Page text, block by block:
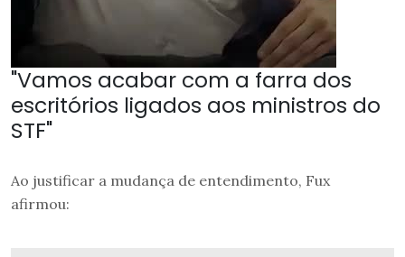
"Vamos acabar com a farra dos
escritórios ligados aos ministros do
STF"
Ao justificar a mudança de entendimento, Fux
afirmou: